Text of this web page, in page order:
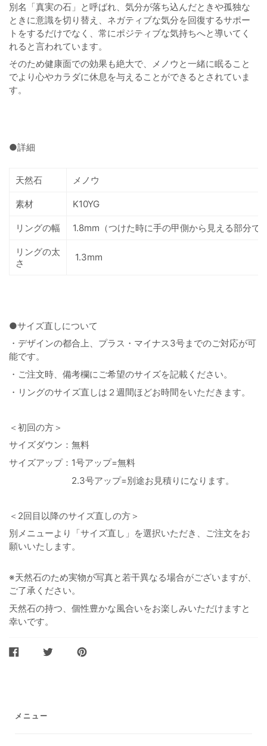
別名「真実の石」と呼ばれ、気分が落ち込んだときや孤独な
ときに意識を切り替え、ネガティブな気分を回復するサポー
トをするだけでなく、常にポジティブな気持ちへと導いてく
れると言われています。
そのため健康面での効果も絶大で、メノウと一緒に眠ること
でより心やカラダに休息を与えることができるとされていま
す。
●詳細
天然石 メノウ
素材 K10YG
リングの幅 1.8mm （つけた時に手の甲側から見える部分で
リングの太
さ
1.3mm
●サイズ直しについて
・デザインの都合上、プラス・マイナス3号までのご対応が可
能です。
・ご注文時、備考欄にご希望のサイズを記載ください。
・リングのサイズ直しは２週間ほどお時間をいただきます。
＜初回の方＞
サイズダウン：無料
サイズアップ：1号アップ=無料
2.3号アップ=別途お見積りになります。
＜2回目以降のサイズ直しの方＞
別メニューより「サイズ直し」を選択いただき、ご注文をお
願いいたします。
※天然石のため実物が写真と若干異なる場合がございますが、
ご了承ください。
天然石の持つ、個性豊かな風合いをお楽しみいただけますと
幸いです。
FACEBOOKTWITTER PINTEREST
メニュー